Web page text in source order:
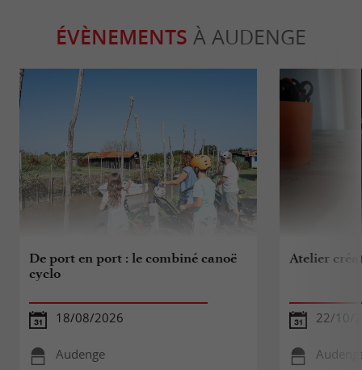
ÉVÈNEMENTS À AUDENGE
De port en port : le combiné canoë
cyclo
18/08/2026
Audenge
Atelier
22/10/